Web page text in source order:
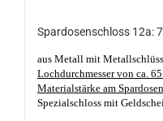
Spardosenschloss 12a:
aus Metall mit
Lochdurchmesser von ca.
Materialstärke am
Spezialschloss mit